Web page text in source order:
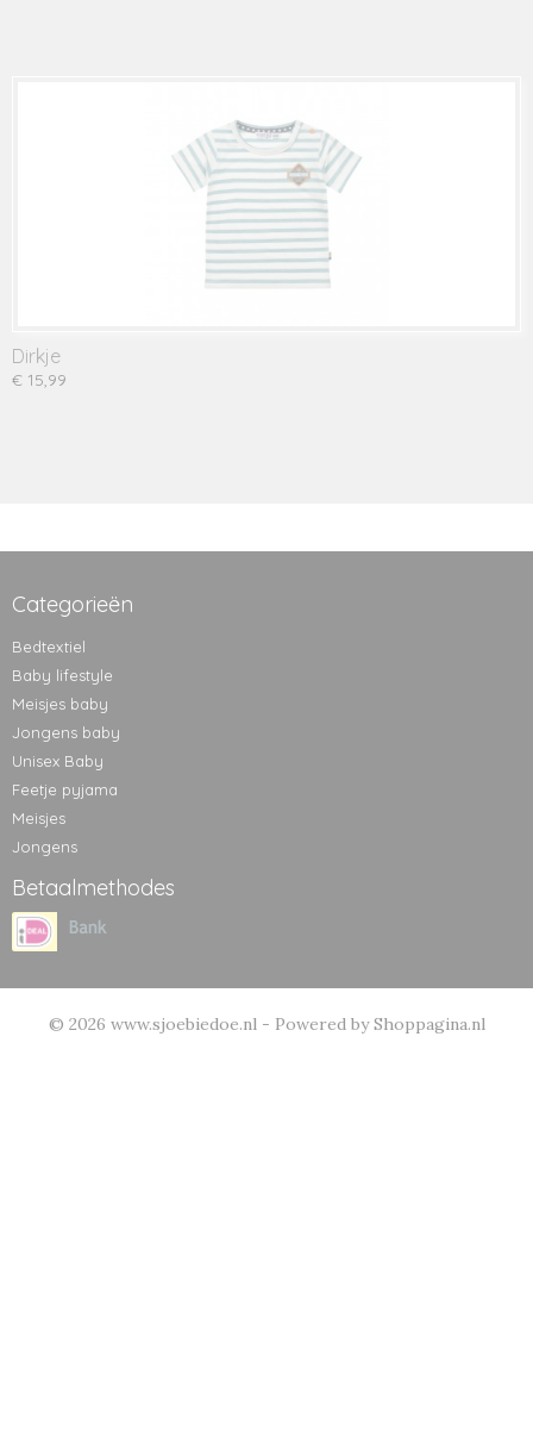
Dirkje
€ 15,99
Categorieën
Bedtextiel
Baby lifestyle
Meisjes baby
Jongens baby
Unisex Baby
Feetje pyjama
Meisjes
Jongens
Betaalmethodes
© 2026 www.sjoebiedoe.nl - Powered by Shoppagina.nl